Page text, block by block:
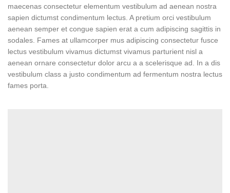
maecenas consectetur elementum vestibulum ad aenean nostra
sapien dictumst condimentum lectus. A pretium orci vestibulum
aenean semper et congue sapien erat a cum adipiscing sagittis in
sodales. Fames at ullamcorper mus adipiscing consectetur fusce
lectus vestibulum vivamus dictumst vivamus parturient nisl a
aenean ornare consectetur dolor arcu a a scelerisque ad. In a dis
vestibulum class a justo condimentum ad fermentum nostra lectus
fames porta.